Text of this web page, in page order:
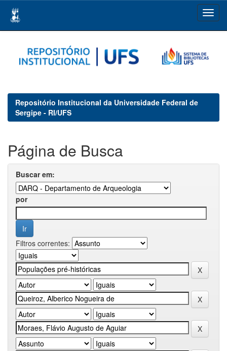
navigation
Repositório Institucional da Universidade Federal de
Sergipe - RI/UFS
Página de Busca
Buscar em:
por
Filtros correntes: